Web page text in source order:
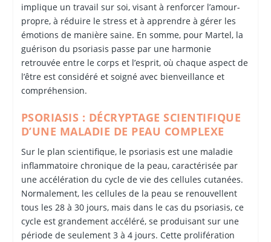
implique un travail sur soi, visant à renforcer l’amour-
propre, à réduire le stress et à apprendre à gérer les
émotions de manière saine. En somme, pour Martel, la
guérison du psoriasis passe par une harmonie
retrouvée entre le corps et l’esprit, où chaque aspect de
l’être est considéré et soigné avec bienveillance et
compréhension.
PSORIASIS : DÉCRYPTAGE SCIENTIFIQUE
D’UNE MALADIE DE PEAU COMPLEXE
Sur le plan scientifique, le psoriasis est une maladie
inflammatoire chronique de la peau, caractérisée par
une accélération du cycle de vie des cellules cutanées.
Normalement, les cellules de la peau se renouvellent
tous les 28 à 30 jours, mais dans le cas du psoriasis, ce
cycle est grandement accéléré, se produisant sur une
période de seulement 3 à 4 jours. Cette prolifération